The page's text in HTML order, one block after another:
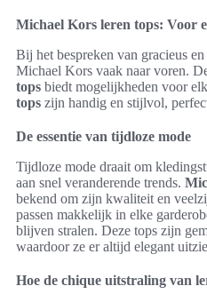
Michael Kors leren tops: Voor
Bij het bespreken van gracieus
Michael Kors vaak naar voren.
tops biedt mogelijkheden voor
tops zijn handig en stijlvol,
De essentie van tijdloze mode
Tijdloze mode draait om
aan snel veranderende trends.
bekend om zijn kwaliteit en
passen makkelijk in elke
blijven stralen. Deze tops zijn
waardoor ze er altijd elegant
Hoe de chique uitstraling van